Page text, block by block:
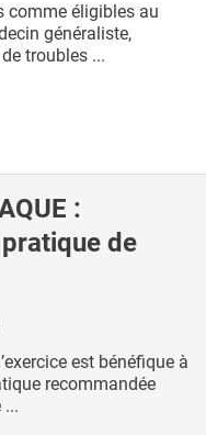
comme éligibles au
généraliste,
troubles ...
:
de
est bénéfique à
recommandée